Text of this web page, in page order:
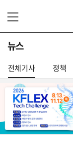
뉴스
전체기사 정책